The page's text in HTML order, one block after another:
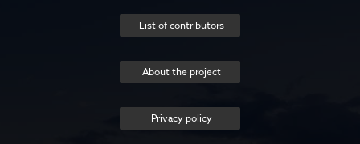
List of contributors
About the project
Privacy policy